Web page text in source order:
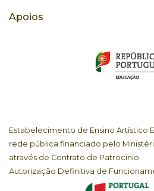
Apoios
Estabelecimento de Ensino Artístico
rede pública financiado pelo
através de Contrato de Patrocínio.
Autorização Definitiva de